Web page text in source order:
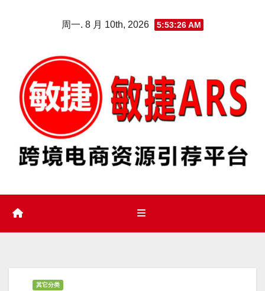
周一. 8 月 10th, 2026 5:53:28 AM
其它分类